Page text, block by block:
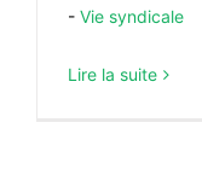
- Vie syndicale
Lire la suite